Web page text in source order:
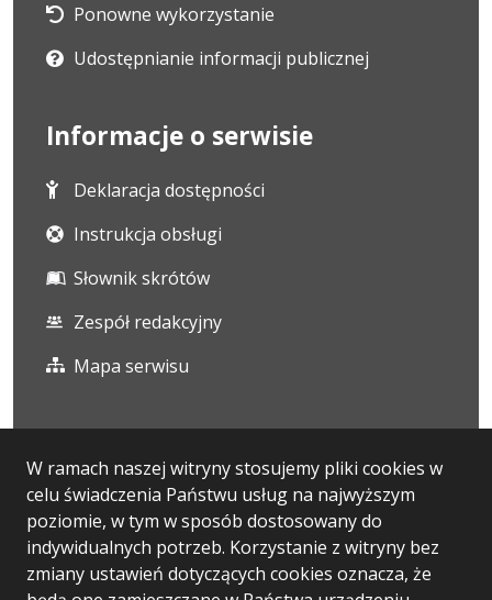
W ramach naszej witryny stosujemy pliki cookies w
celu świadczenia Państwu usług na najwyższym
poziomie, w tym w sposób dostosowany do
indywidualnych potrzeb. Korzystanie z witryny bez
zmiany ustawień dotyczących cookies oznacza, że
Ponowne wykorzystanie
Udostępnianie informacji publicznej
Informacje o serwisie
Deklaracja dostępności
Instrukcja obsługi
Słownik skrótów
Zespół redakcyjny
Mapa serwisu
Statystyki oglądalności
Ostatnio dodane
Polityka prywatności